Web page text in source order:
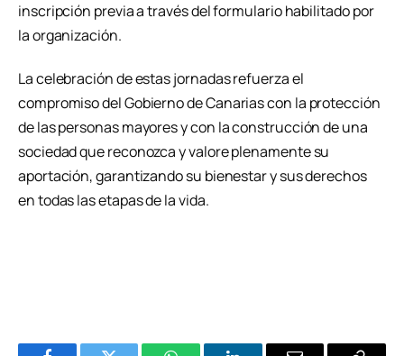
inscripción previa a través del formulario habilitado por
la organización.
La celebración de estas jornadas refuerza el
compromiso del Gobierno de Canarias con la protección
de las personas mayores y con la construcción de una
sociedad que reconozca y valore plenamente su
aportación, garantizando su bienestar y sus derechos
en todas las etapas de la vida.